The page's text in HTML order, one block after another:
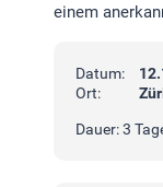
einem
Datum:
Ort:
Dauer: 3
MSCI